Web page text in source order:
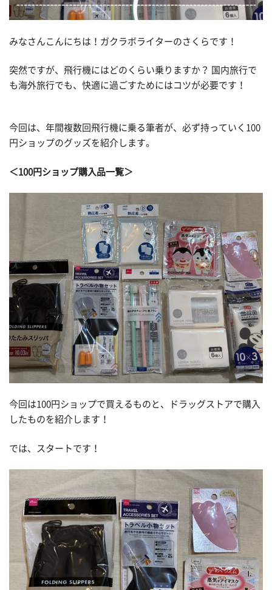
みなさんこんにちは！ガクラボライターのさくらです！
突然ですが、飛行機にはどのくらい乗りますか？ 国内旅行で
も海外旅行でも、快適に過ごすためにはコツが必要です！
今回は、年間複数回飛行機に乗る筆者が、必ず持っていく100
円ショップのグッズを紹介します。
＜100円ショップ購入品一覧＞
今回は100円ショップで買えるものと、ドラッグストアで購入
したものを紹介します！
では、スタートです！